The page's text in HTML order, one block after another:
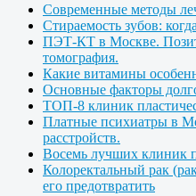
Современные методы
Стираемость зубов:
ПЭТ-КТ в Москве.
томография.
Какие витамины
Основные факторы
ТОП-8 клиник
Платные психиатры в
расстройств.
Восемь лучших клиник
Колоректальный рак
его предотвратить